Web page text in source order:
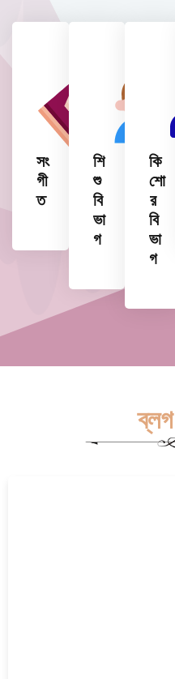
সং
গী
ত
শি
শু
বি
ভা
গ
কি
শো
র
বি
ভা
গ
ব্লগ